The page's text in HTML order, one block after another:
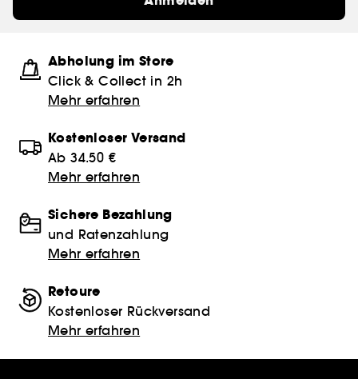
Abholung im Store
Click & Collect in 2h
Mehr erfahren
Kostenloser Versand
Ab 34.50 €
Mehr erfahren
Sichere Bezahlung
und Ratenzahlung
Mehr erfahren
Retoure
Kostenloser Rückversand
Mehr erfahren